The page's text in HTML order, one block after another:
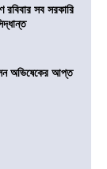
রবিবার সব সরকারি
অভিষেকের আপ্ত